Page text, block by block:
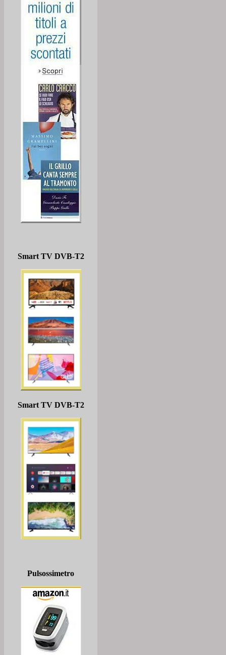
Smart TV DVB-T2
Smart TV DVB-T2
Pulsossimetro